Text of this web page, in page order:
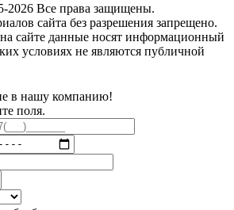
2026 Все права защищены.
сайта без разрешения запрещено.
сайте данные носят информационный
условиях не являются публичной
в нашу компанию!
поля.